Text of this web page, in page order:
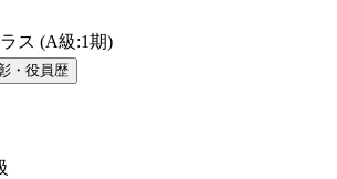
ス (A級:1期)
・役員歴